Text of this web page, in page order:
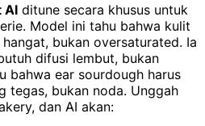
AI ditune secara khusus untuk
Model ini tahu bahwa kulit
bukan oversaturated. Ia
difusi lembut, bukan
bahwa ear sourdough harus
tegas, bukan noda. Unggah
dan AI akan: